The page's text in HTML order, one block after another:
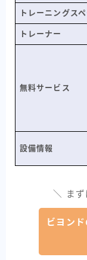
トレーニングスペ
トレーナー
無料サービス
設備情報
＼ ま
ビヨン